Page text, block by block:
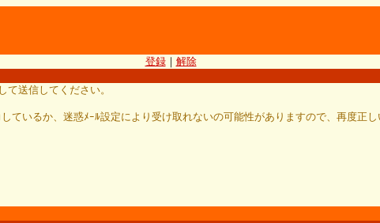
登録｜ 解除
送信してください。
いるか、迷惑ﾒｰﾙ設定により受け取れないの可能性がありますので、再度正